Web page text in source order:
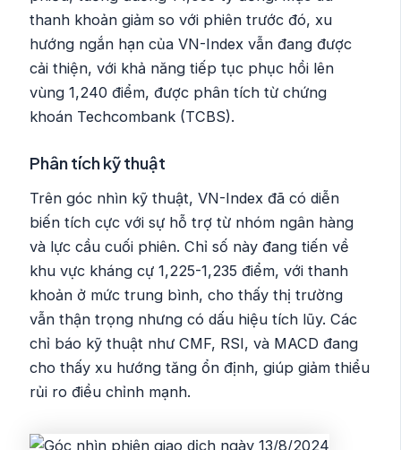
thanh khoản giảm so với phiên trước đó, xu
hướng ngắn hạn của VN-Index vẫn đang được
cải thiện, với khả năng tiếp tục phục hồi lên
vùng 1,240 điểm, được phân tích từ chứng
khoán Techcombank (TCBS).
Phân tích kỹ thuật
Trên góc nhìn kỹ thuật, VN-Index đã có diễn
biến tích cực với sự hỗ trợ từ nhóm ngân hàng
và lực cầu cuối phiên. Chỉ số này đang tiến về
khu vực kháng cự 1,225-1,235 điểm, với thanh
khoản ở mức trung bình, cho thấy thị trường
vẫn thận trọng nhưng có dấu hiệu tích lũy. Các
chỉ báo kỹ thuật như CMF, RSI, và MACD đang
cho thấy xu hướng tăng ổn định, giúp giảm thiểu
rủi ro điều chỉnh mạnh.